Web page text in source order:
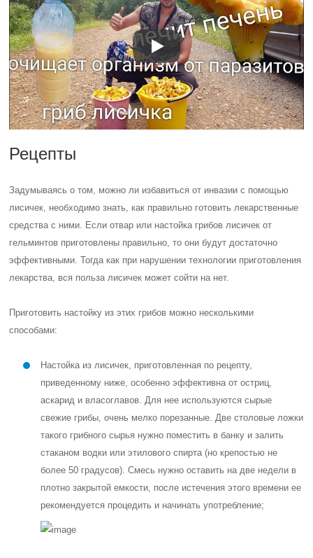
Рецепты
Задумываясь о том, можно ли избавиться от инвазии с помощью
лисичек, необходимо знать, как правильно готовить лекарственные
средства с ними. Если отвар или настойка грибов лисичек от
гельминтов приготовлены правильно, то они будут достаточно
эффективными. Тогда как при нарушении технологии приготовления
лекарства, вся польза лисичек может сойти на нет.
Приготовить настойку из этих грибов можно несколькими
способами:
Настойка из лисичек, приготовленная по рецепту,
приведенному ниже, особенно эффективна от остриц,
аскарид и власоглавов. Для нее используются сырые
свежие грибы, очень мелко порезанные. Две столовые ложки
такого грибного сырья нужно поместить в банку и залить
стаканом водки или этилового спирта (но крепостью не
более 50 градусов). Смесь нужно оставить на две недели в
плотно закрытой емкости, после истечения этого времени ее
рекомендуется процедить и начинать употребление;